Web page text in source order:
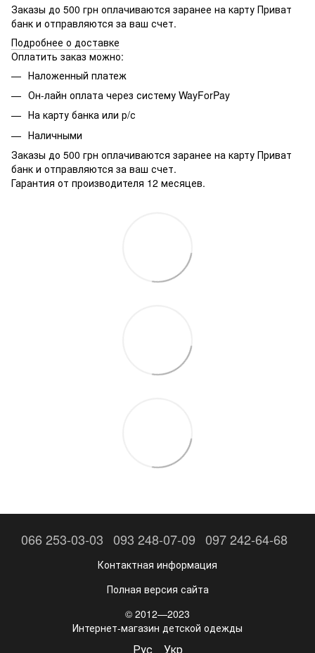
Заказы до 500 грн оплачиваются заранее на карту Приват
банк и отправляются за ваш счет.
Подробнее о доставке
Оплатить заказ можно:
Наложенный платеж
Он-лайн оплата через систему WayForPay
На карту банка или р/с
Наличными
Заказы до 500 грн оплачиваются заранее на карту Приват
банк и отправляются за ваш счет.
Гарантия от производителя 12 месяцев.
066 253-03-03 093 248-07-09 097 242-64-68
Контактная информация
Полная версия сайта
© 2012—2023
Интернет-магазин детской одежды
Рус Укр